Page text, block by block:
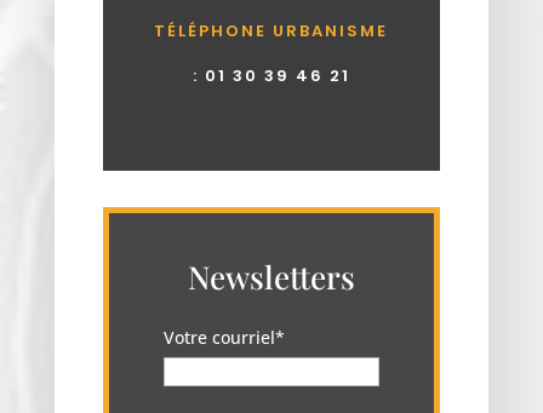
TÉLÉPHONE URBANISME
: 01 30 39 46 21
Newsletters
Votre courriel*